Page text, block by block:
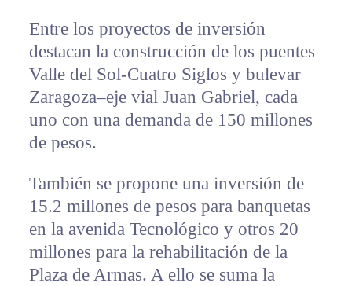
Entre los proyectos de inversión
destacan la construcción de los puentes
Valle del Sol-Cuatro Siglos y bulevar
Zaragoza–eje vial Juan Gabriel, cada
uno con una demanda de 150 millones
de pesos.
También se propone una inversión de
15.2 millones de pesos para banquetas
en la avenida Tecnológico y otros 20
millones para la rehabilitación de la
Plaza de Armas. A ello se suma la